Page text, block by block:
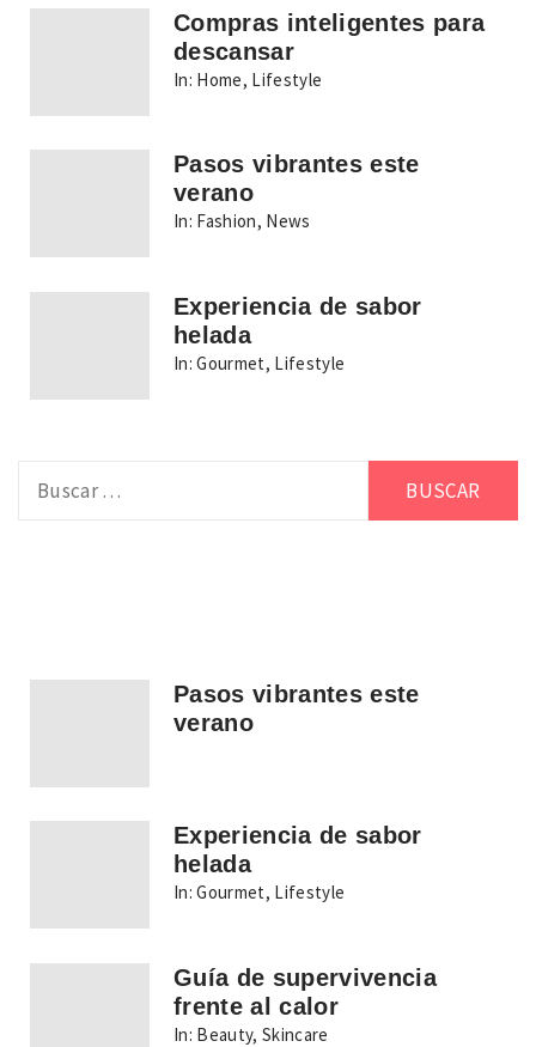
Compras inteligentes para
descansar
In: Home, Lifestyle
Pasos vibrantes este
verano
In: Fashion, News
Experiencia de sabor
helada
In: Gourmet, Lifestyle
Pasos vibrantes este
verano
Experiencia de sabor
helada
In: Gourmet, Lifestyle
Guía de supervivencia
frente al calor
In: Beauty,Skincare